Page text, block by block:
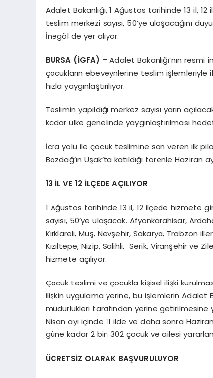
Adalet Bakanlığı, 1 Ağustos tarihinde 13 il,
teslim merkezi sayısı, 50’ye ulaşacağını
İnegöl de yer alıyor.
BURSA (İGFA) –Adalet Bakanlığı’nın
çocukların ebeveynlerine teslim
hızla yaygınlaştırılıyor.
Teslimin yapıldığı merkez sayısı yarın
kadar ülke genelinde yaygınlaştırılması
İcra yolu ile çocuk teslimine son veren ilk
Bozdağ’ın Uşak’ta katıldığı törenle Haziran
13 İL VE 12 İLÇEDE AÇILIYOR
1 Ağustos tarihinde 13 il, 12 ilçede hizmete
sayısı, 50’ye ulaşacak. Afyonkarahisar,
Kırklareli, Muş, Nevşehir, Sakarya, Trabzon
Kızıltepe, Nizip, Salihli, Serik, Viranşehir ve
hizmete açılıyor.
Çocuk teslimi ve çocukla kişisel ilişki
ilişkin uygulama yerine, bu işlemlerin Adalet
müdürlükleri tarafından yerine getirilmesine
Nisan ayı içinde 11 ilde ve daha sonra
güne kadar 2 bin 302 çocuk ve ailesi
ÜCRETSİZ OLARAK BAŞVURULUYOR